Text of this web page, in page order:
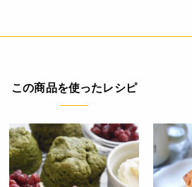
この商品を使ったレシピ